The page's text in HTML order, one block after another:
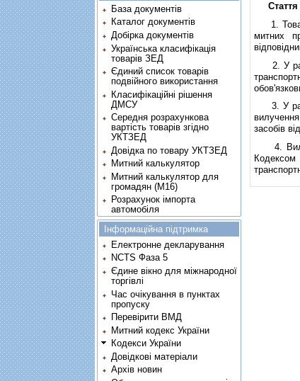
1.
митних
2. У разi
3. У разi
засобiв
4.
База документів
Каталог документів
Добірка документів
Українська класифікація
товарів ЗЕД
Єдиний список товарів
подвійного використання
Класифікаційні рішення
ДМСУ
Середня розрахункова
вартість товарів згідно
УКТЗЕД
Довідка по товару УКТЗЕД
Митний калькулятор
Митний калькулятор для
громадян (М16)
Розрахунок імпорта
автомобіля
Інформаційна підтримка
Електронне декларування
NCTS Фаза 5
Єдине вікно для міжнародної
торгівлі
Час очікування в пунктах
пропуску
Перевірити ВМД
Митний кодекс України
Кодекси України
Довідкові матеріали
Архів новин